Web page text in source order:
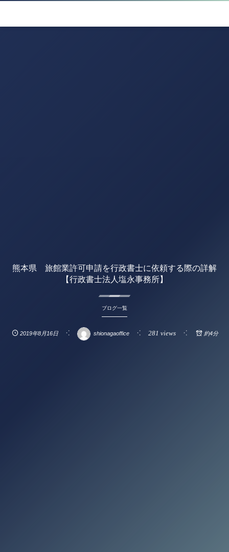
熊本県 旅館業許可申請を行政書士に依頼する際の詳解
【行政書士法人塩永事務所】
ブログ一覧
2019年8月16日 shionagaoffice 281 views 約4分